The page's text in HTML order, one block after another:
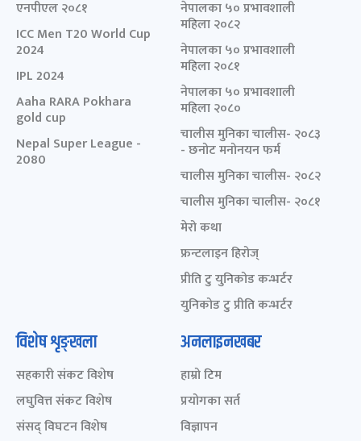
एनपीएल २०८१
ICC Men T20 World Cup
2024
IPL 2024
Aaha RARA Pokhara
gold cup
Nepal Super League -
2080
नेपालका ५० प्रभावशाली
महिला २०८२
नेपालका ५० प्रभावशाली
महिला २०८१
नेपालका ५० प्रभावशाली
महिला २०८०
चालीस मुनिका चालीस- २०८३
- छनोट मनोनयन फर्म
चालीस मुनिका चालीस- २०८२
चालीस मुनिका चालीस- २०८१
मेरो कथा
फ्रन्टलाइन हिरोज्
प्रीति टु युनिकोड कन्भर्टर
युनिकोड टु प्रीति कन्भर्टर
विशेष शृङ्खला
सहकारी संकट विशेष
लघुवित्त संकट विशेष
संसद् विघटन विशेष
अनलाइनखबर
हाम्रो टिम
प्रयोगका सर्त
विज्ञापन